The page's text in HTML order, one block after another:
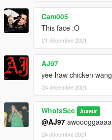
Cam005
This face :O
21 décembre 2021
AJ97
yee haw chicken wang
24 décembre 2021
WhoIsSee Auteur
@AJ97 awoooggaaaa
24 décembre 2021